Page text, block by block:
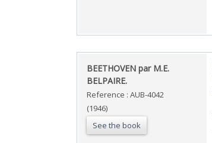
‎BEETHOVEN par M.E.
BELPAIRE.‎
Reference : AUB-4042
(1946)
See the book